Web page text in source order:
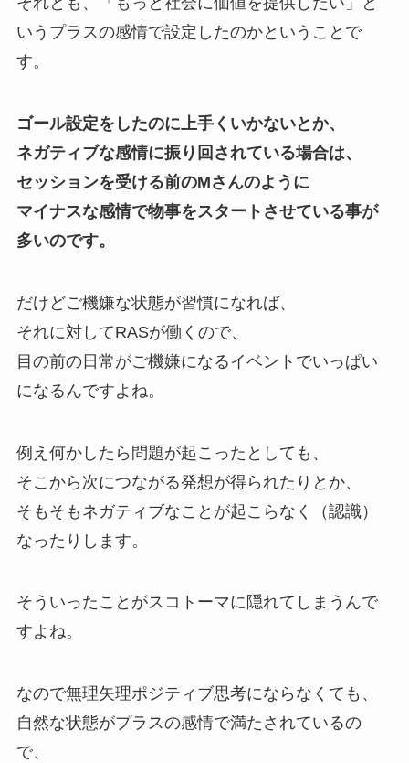
いうプラスの感情で設定したのかということで
す。
ゴール設定をしたのに上手くいかないとか、
ネガティブな感情に振り回されている場合は、
セッションを受ける前のMさんのように
マイナスな感情で物事をスタートさせている事が
多いのです。
だけどご機嫌な状態が習慣になれば、
それに対してRASが働くので、
目の前の日常がご機嫌になるイベントでいっぱい
になるんですよね。
例え何かしたら問題が起こったとしても、
そこから次につながる発想が得られたりとか、
そもそもネガティブなことが起こらなく（認識）
なったりします。
そういったことがスコトーマに隠れてしまうんで
すよね。
なので無理矢理ポジティブ思考にならなくても、
自然な状態がプラスの感情で満たされているの
で、